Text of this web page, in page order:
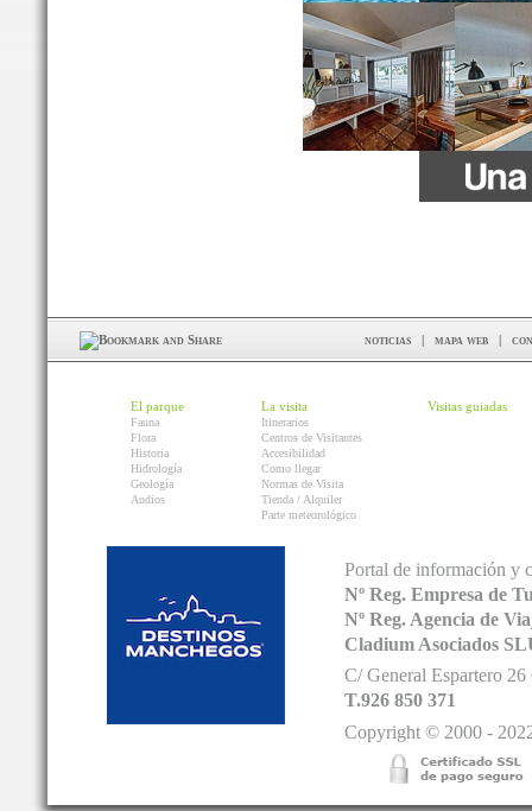
noticias | mapa web |
El parque
Fauna
Flora
Historia
Hidrología
Geología
Audios
La visita
Itinerarios
Centros de Visitantes
Accesibilidad
Como llegar
Normas de Visita
Tienda / Alquiler
Parte meteorológico
Visitas guiadas
Portal de información y
Nº Reg. Empresa de
Nº Reg. Agencia de
Cladium Asociados
C/ General Espartero
T.926 850 371
Copyright © 2000 -